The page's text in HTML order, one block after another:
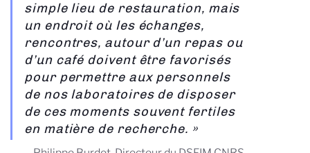
simple lieu de restauration, mais
un endroit où les échanges,
rencontres, autour d’un repas ou
d’un café doivent être favorisés
pour permettre aux personnels
de nos laboratoires de disposer
de ces moments souvent fertiles
en matière de recherche. »